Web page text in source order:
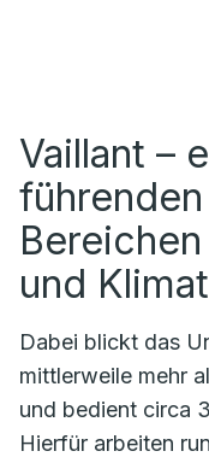
Vaillant –
und
Dabei blickt das
mittlerweile mehr
und bedient circa
Hierfür arbeiten